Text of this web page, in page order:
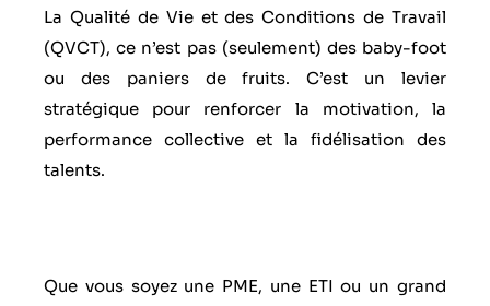
La Qualité de Vie et des Conditions de Travail
(QVCT), ce n’est pas (seulement) des baby-foot
ou des paniers de fruits. C’est un levier
stratégique pour renforcer la motivation, la
performance collective et la fidélisation des
talents.
Que vous soyez une PME, une ETI ou un grand